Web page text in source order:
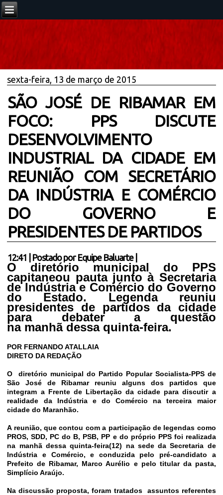
sexta-feira, 13 de março de 2015
SÃO JOSÉ DE RIBAMAR EM
FOCO: PPS DISCUTE
DESENVOLVIMENTO
INDUSTRIAL DA CIDADE EM
REUNIÃO COM SECRETÁRIO
DA INDÚSTRIA E COMÉRCIO
DO GOVERNO E
PRESIDENTES DE PARTIDOS
12:41 Postado por Equipe Baluarte
O diretório municipal do PPS
capitaneou pauta junto à Secretaria
de Indústria e Comércio do Governo
do Estado. Legenda reuniu
presidentes de partidos da cidade
para debater a questão
na manhã dessa quinta-feira.
POR FERNANDO ATALLAIA
DIRETO DA REDAÇÃO
O diretório municipal do Partido Popular Socialista-PPS de
São José de Ribamar reuniu alguns dos partidos que
integram a Frente de Libertação da cidade para discutir a
realidade da Indústria e do Comércio na terceira maior
cidade do Maranhão.
A reunião, que contou com a participação de legendas como
PROS, SDD, PC do B, PSB, PP e do próprio PPS foi realizada
na manhã dessa quinta-feira(12) na sede da Secretaria de
Indústria e Comércio, e conduzida pelo pré-candidato a
Prefeito de Ribamar, Marco Aurélio e pelo titular da pasta,
Simplício Araújo.
Na discussão proposta, foram tratados assuntos referentes